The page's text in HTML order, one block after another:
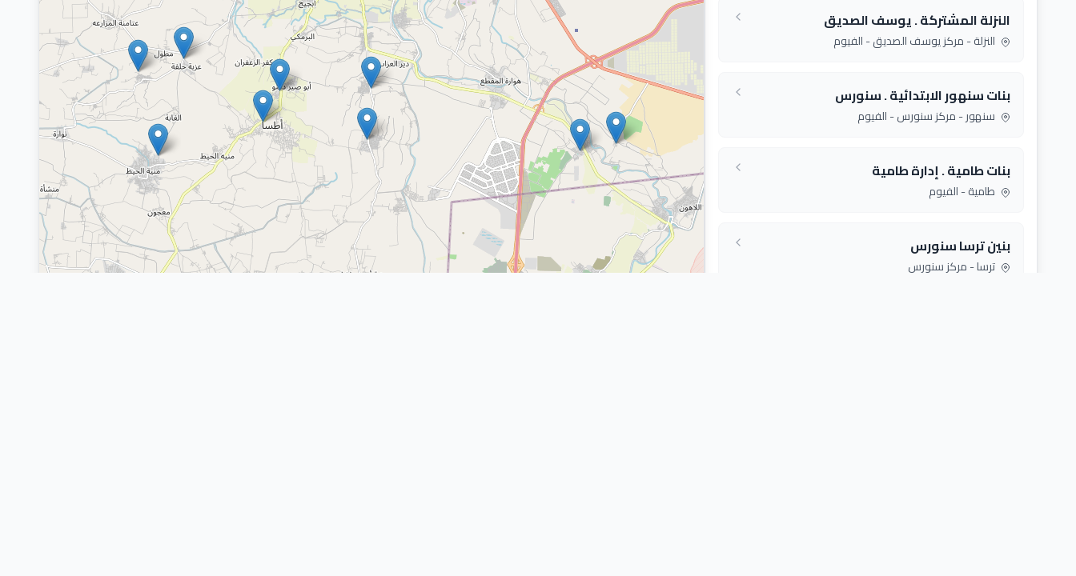
النزلة المشتركة . يوسف الصديق
النزلة - مركز يوسف الصديق - الفيوم
بنات سنهور الابتدائية . سنورس
سنهور - مركز سنورس - الفيوم
بنات طامية . إدارة طامية
طامية - الفيوم
بنين ترسا سنورس
ترسا - مركز سنورس